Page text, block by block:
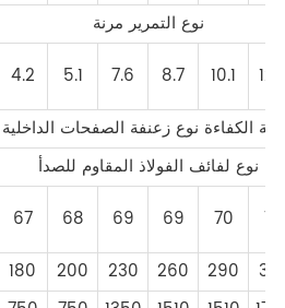
نوع التمرير مرنة
4.2 5.1 7.6 8.7 10.1
الكفاءة نوع زعنفة الصفحات الداخلية
نوع لفائف الفولاذ المقاوم للصدأ
67 68 69 69 70
70
180 200 230 260 290